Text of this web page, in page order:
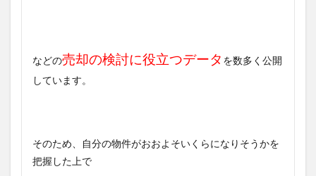
などの売却の検討に役立つデータ を数多く公開
しています。
そのため、自分の物件がおおよそいくらになりそうかを
把握した上で